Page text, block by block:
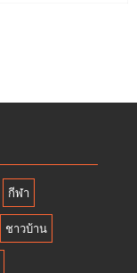
กีฬา
ชาวบ้าน